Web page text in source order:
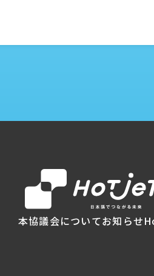
本協議会についてお知らせ